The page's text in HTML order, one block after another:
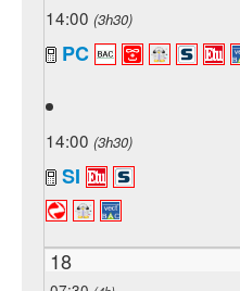
14:00 (3h30)
PC
14:00 (3h30)
SI
18